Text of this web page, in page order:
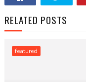
RELATED POSTS
featured